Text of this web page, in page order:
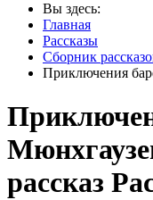
Вы здесь:
Главная
Рассказы
Сборник
Приключения
рассказ